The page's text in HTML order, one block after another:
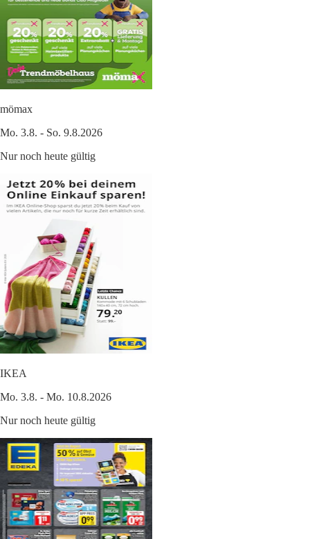
mömax
Mo. 3.8. - So. 9.8.2026
Nur noch heute gültig
IKEA
Mo. 3.8. - Mo. 10.8.2026
Nur noch heute gültig